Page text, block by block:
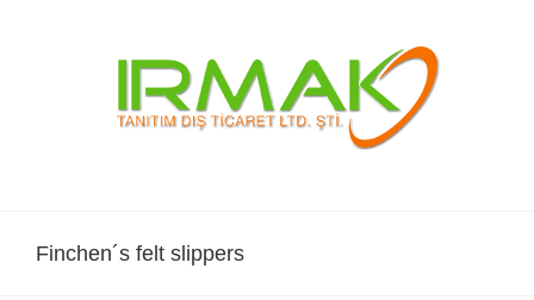
Finchen´s felt slippers